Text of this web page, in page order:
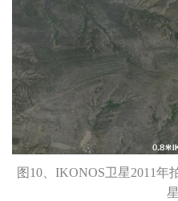
图10、IKONOS卫星2011年